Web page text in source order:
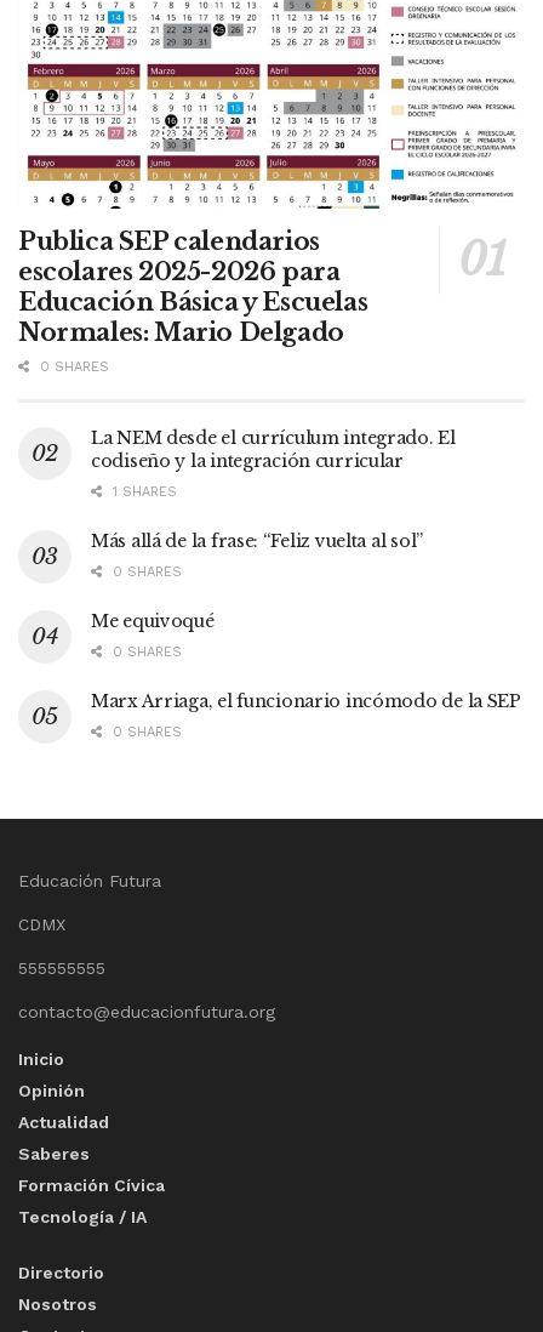
Publica SEP calendarios
escolares 2025-2026 para
Educación Básica y Escuelas
Normales: Mario Delgado
0 SHARES
La NEM desde el currículum integrado. El
codiseño y la integración curricular
1 SHARES
Más allá de la frase: “Feliz vuelta al sol”
0 SHARES
Me equivoqué
0 SHARES
Marx Arriaga, el funcionario incómodo de la SEP
0 SHARES
Educación Futura
CDMX
555555555
contacto@educacionfutura.org
Inicio
Opinión
Actualidad
Saberes
Formación Cívica
Tecnología / IA
Directorio
Nosotros